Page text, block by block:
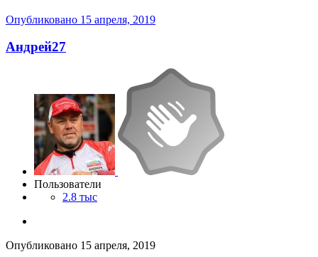
Опубликовано 15 апреля, 2019
Андрей27
Пользователи
2.8 тыс
Опубликовано 15 апреля, 2019